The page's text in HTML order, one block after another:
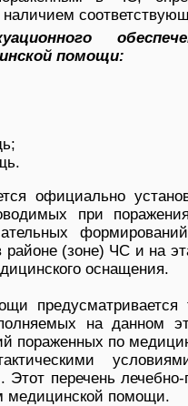
помощи:
официально
при
(зоне) ЧС и на
оснащения.
предусматривается
на данном
пораженных по
перечень лечебно-
медицинской помощи.